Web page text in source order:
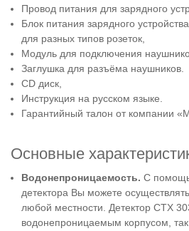
Провод питания для зарядного
Блок питания зарядного
для разных типов розеток,
Модуль для подключения
Заглушка для разъёма наушников.
CD диск,
Инструкция на русском языке.
Гарантийный талон от компании
Основные
Водонепроницаемость. С
детектора Вы можете
любой местности. Детектор CTX
водонепроницаемым корпусом,